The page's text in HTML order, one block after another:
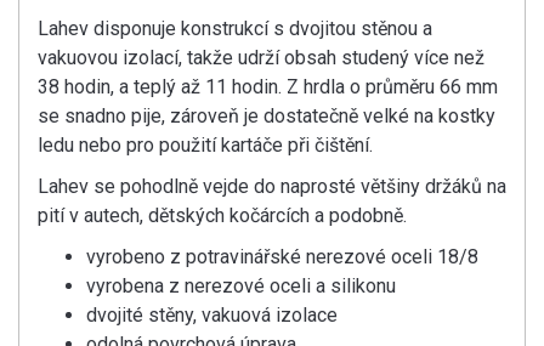
Lahev disponuje konstrukcí s dvojitou stěnou a
vakuovou izolací, takže udrží obsah studený více než
38 hodin, a teplý až 11 hodin. Z hrdla o průměru 66 mm
se snadno pije, zároveň je dostatečně velké na kostky
ledu nebo pro použití kartáče při čištění.
Lahev se pohodlně vejde do naprosté většiny držáků na
pití v autech, dětských kočárcích a podobně.
vyrobeno z potravinářské nerezové oceli 18/8
vyrobena z nerezové oceli a silikonu
dvojité stěny, vakuová izolace